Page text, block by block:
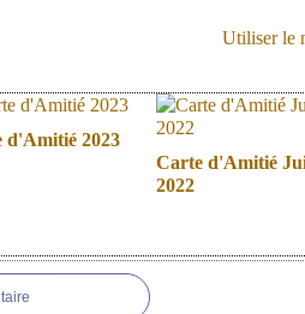
Utiliser le
d'Amitié 2023
Carte d'Amitié
2022